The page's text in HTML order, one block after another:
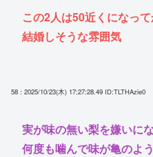
この2人は50近くになっ
結婚しそうな雰囲気
58 : 2025/10/23(木) 17:27:28.49 ID:TLTHAzie0
実が味の無い梨を嫌いに
何度も噛んで味が亀のよ